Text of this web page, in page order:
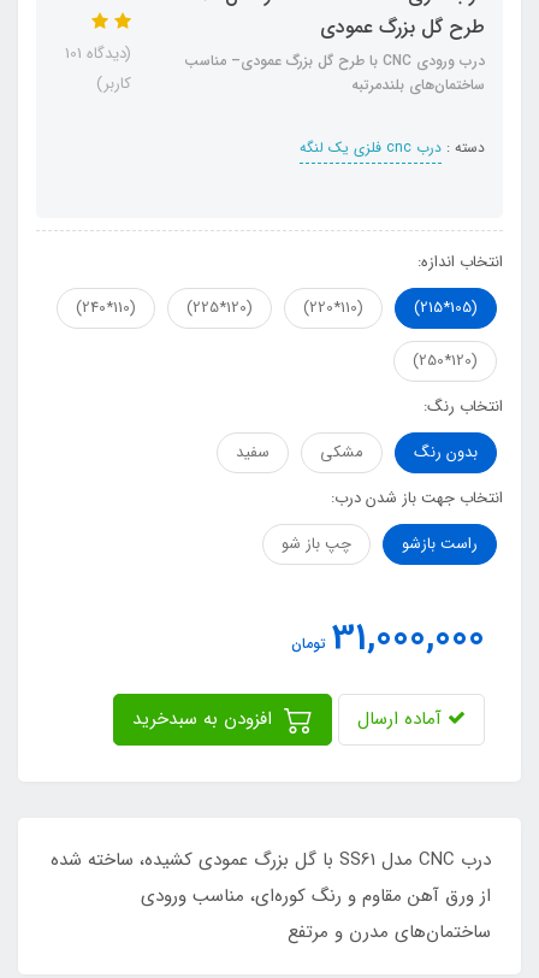
طرح گل بزرگ عمودی
درب ورودی CNC با طرح گل بزرگ عمودی– مناسب
ساختمان‌های بلندمرتبه
دسته : درب cnc فلزی یک لنگه
(دیدگاه 101
کاربر)
انتخاب اندازه:
(105*215)
(110*220)
(120*225)
(110*240)
(120*250)
انتخاب رنگ:
بدون رنگ
مشکی
سفید
انتخاب جهت باز شدن درب:
راست بازشو
چپ باز شو
31,000,000 تومان
آماده ارسال
درب CNC مدل SS61 با گل بزرگ عمودی کشیده، ساخته شده
از ورق آهن مقاوم و رنگ کوره‌ای، مناسب ورودی
ساختمان‌های مدرن و مرتفع